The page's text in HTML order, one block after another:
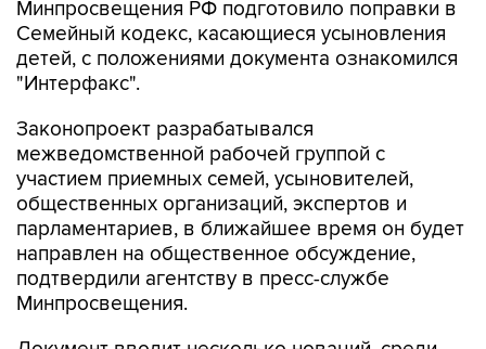
Минпросвещения РФ подготовило поправки в
Семейный кодекс, касающиеся усыновления
детей, с положениями документа ознакомился
"Интерфакс".
Законопроект разрабатывался
межведомственной рабочей группой с
участием приемных семей, усыновителей,
общественных организаций, экспертов и
парламентариев, в ближайшее время он будет
направлен на общественное обсуждение,
подтвердили агентству в пресс-службе
Минпросвещения.